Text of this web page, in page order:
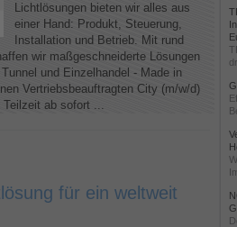
Lichtlösungen bieten wir alles aus
einer Hand: Produkt, Steuerung,
Installation und Betrieb. Mit rund
wir maßgeschneiderte Lösungen
und Einzelhandel - Made in
Vertriebsbeauftragten City (m/w/d)
ab sofort ...
für ein weltweit